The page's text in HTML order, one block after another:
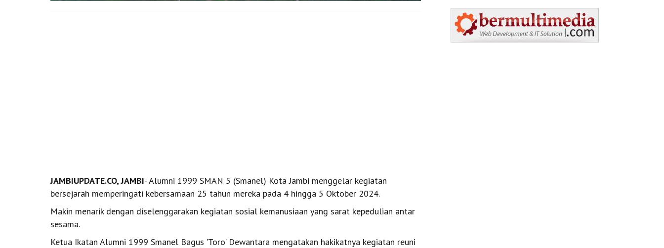
JAMBIUPDATE.CO, JAMBI- Alumni 1999 SMAN 5 (Smanel) Kota Jambi menggelar kegiatan
bersejarah memperingati kebersamaan 25 tahun mereka pada 4 hingga 5 Oktober 2024.
Makin menarik dengan diselenggarakan kegiatan sosial kemanusiaan yang sarat kepedulian antar
sesama.
Ketua Ikatan Alumni 1999 Smanel Bagus 'Toro' Dewantara mengatakan hakikatnya kegiatan reuni